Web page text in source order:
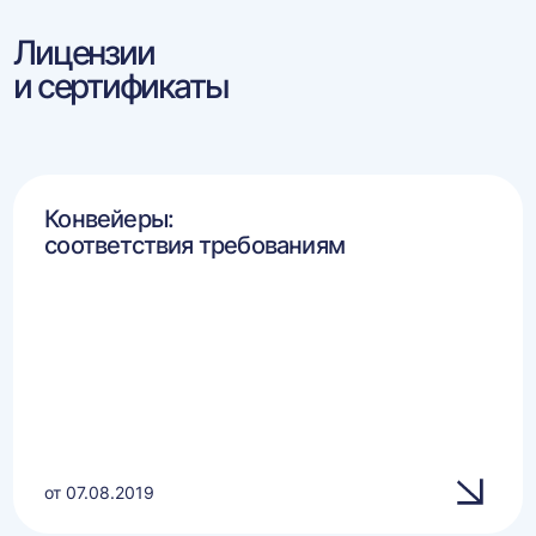
Лицензии
и сертификаты
Конвейеры:
соответствия требованиям
от 07.08.2019